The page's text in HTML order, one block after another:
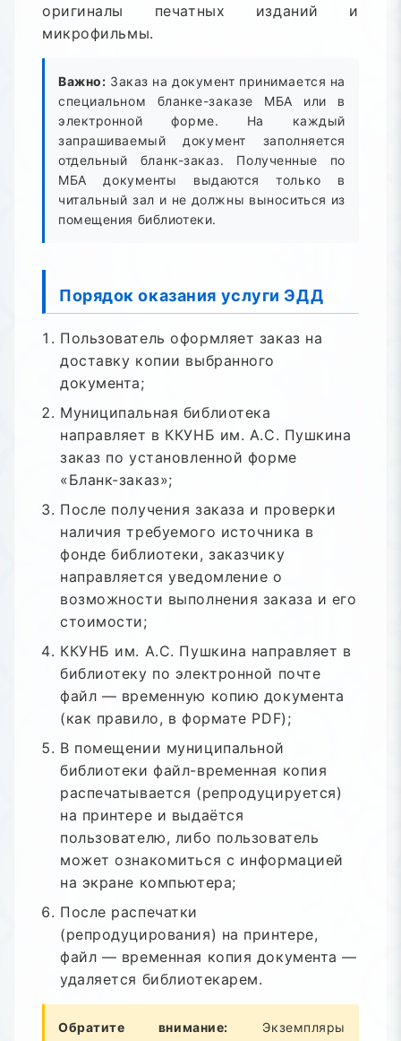
оригиналы печатных изданий и
микрофильмы.
Важно: Заказ на документ принимается на
специальном бланке-заказе МБА или в
электронной форме. На каждый
запрашиваемый документ заполняется
отдельный бланк-заказ. Полученные по
МБА документы выдаются только в
читальный зал и не должны выноситься из
помещения библиотеки.
Порядок оказания услуги ЭДД
Пользователь оформляет заказ на
доставку копии выбранного
документа;
Муниципальная библиотека
направляет в ККУНБ им. А.С. Пушкина
заказ по установленной форме
«Бланк-заказ»;
После получения заказа и проверки
наличия требуемого источника в
фонде библиотеки, заказчику
направляется уведомление о
возможности выполнения заказа и его
стоимости;
ККУНБ им. А.С. Пушкина направляет в
библиотеку по электронной почте
файл — временную копию документа
(как правило, в формате PDF);
В помещении муниципальной
библиотеки файл-временная копия
распечатывается (репродуцируется)
на принтере и выдаётся
пользователю, либо пользователь
может ознакомиться с информацией
на экране компьютера;
После распечатки
(репродуцирования) на принтере,
файл — временная копия документа —
удаляется библиотекарем.
Обратите внимание: Экземпляры